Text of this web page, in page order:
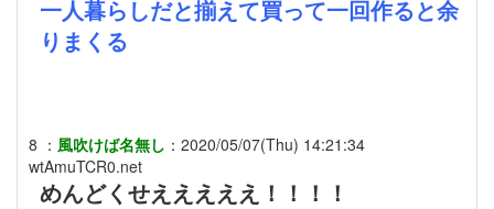
一人暮らしだと揃えて買って一回作ると余
りまくる
8 ： 風吹けば名無し ： 2020/05/07(Thu) 14:21:34
wtAmuTCR0.net
めんどくせえええええ！！！！